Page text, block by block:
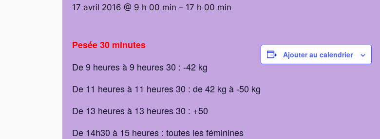
17 avril 2016 @ 9 h 00 min – 17 h 00 min
Pesée 30 minutes
De 9 heures à 9 heures 30 : -42 kg
De 11 heures à 11 heures 30 : de 42 kg à -50 kg
De 13 heures à 13 heures 30 : +50
De 14h30 à 15 heures : toutes les féminines
Ajouter au calendrier